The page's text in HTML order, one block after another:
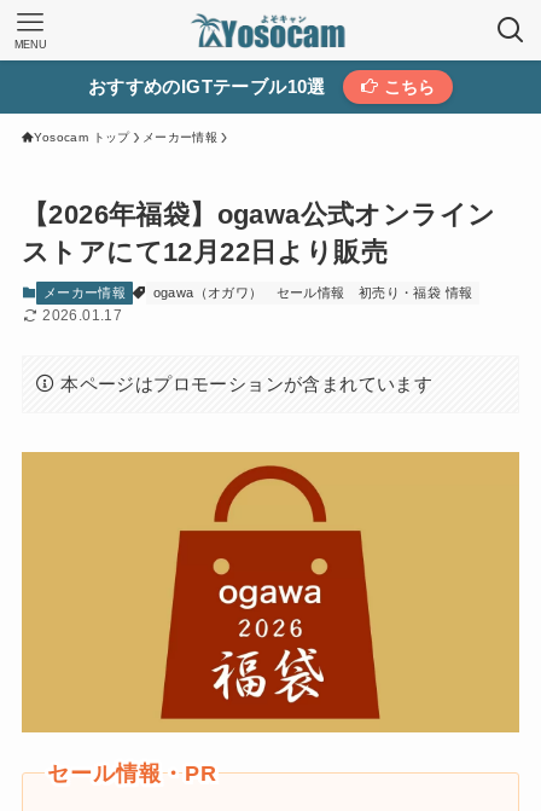
MENU
おすすめのIGTテーブル10選 こちら
Yosocam トップ メーカー情報
【2026年福袋】ogawa公式オンライン
ストアにて12月22日より販売
メーカー情報 ogawa（オガワ） セール情報 初売り・福袋 情報
2026.01.17
本ページはプロモーションが含まれています